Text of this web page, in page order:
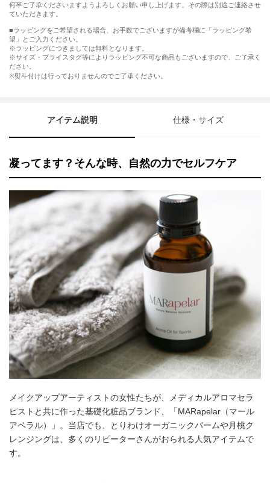
何卒ご了承くださいますようよろしくお願い申し上げます。その際は別途ご連絡させ
ていただきます。
■ラッピングをご希望される場合、お手数でございますが備考欄に「ラッピング希
望」とご入力ください。
※ラッピングにつきましては無料となります。
※サイズ・プライスタグ等によりラッピング不可な商品もございますので、ご了承く
ださい。
※熨斗付けは行っておりませんのでご了承ください。
アイテム説明 仕様・サイズ
凝ってます？そんな時、自然の力でセルフケア
メイクアップアーティストの女性たちが、メディカルアロマセラ
ピストと共に作った基礎化粧品ブランド、「MARapelar（マール
アペラル）」。当店でも、とりわけオーガニックバームや月桃ク
レンジングは、多くのリピーターさんがおられる人気アイテムで
す。